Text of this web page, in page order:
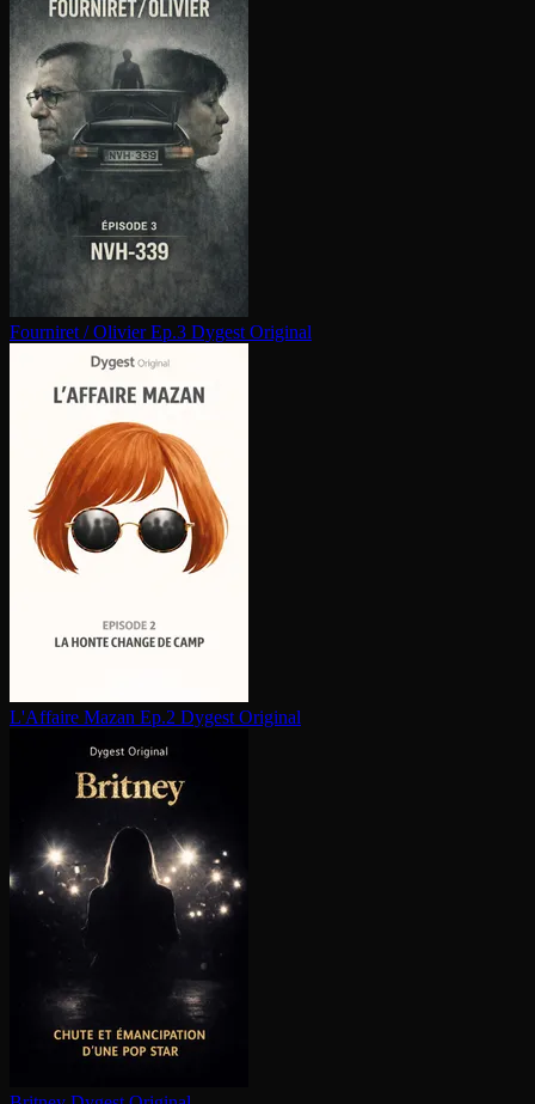
Fourniret / Olivier Ep.3 Dygest Original
L'Affaire Mazan Ep.2 Dygest Original